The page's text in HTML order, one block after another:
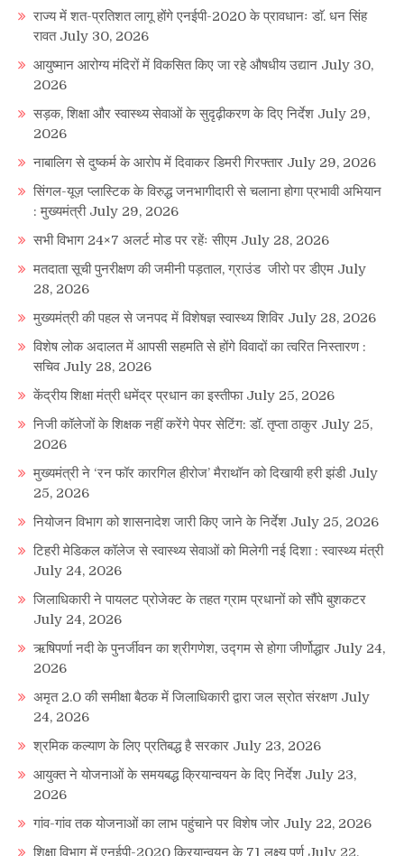
राज्य में शत-प्रतिशत लागू होंगे एनईपी-2020 के प्रावधानः डाॅ. धन सिंह
रावत July 30, 2026
आयुष्मान आरोग्य मंदिरों में विकसित किए जा रहे औषधीय उद्यान July 30,
2026
सड़क, शिक्षा और स्वास्थ्य सेवाओं के सुदृढ़ीकरण के दिए निर्देश July 29,
2026
नाबालिग से दुष्कर्म के आरोप में दिवाकर डिमरी गिरफ्तार July 29, 2026
सिंगल-यूज़ प्लास्टिक के विरुद्ध जनभागीदारी से चलाना होगा प्रभावी अभियान
: मुख्यमंत्री July 29, 2026
सभी विभाग 24×7 अलर्ट मोड पर रहेंः सीएम July 28, 2026
मतदाता सूची पुनरीक्षण की जमीनी पड़ताल, ग्राउंड जीरो पर डीएम July
28, 2026
मुख्यमंत्री की पहल से जनपद में विशेषज्ञ स्वास्थ्य शिविर July 28, 2026
विशेष लोक अदालत में आपसी सहमति से होंगे विवादों का त्वरित निस्तारण :
सचिव July 28, 2026
केंद्रीय शिक्षा मंत्री धमेंद्र प्रधान का इस्तीफा July 25, 2026
निजी कॉलेजों के शिक्षक नहीं करेंगे पेपर सेटिंग: डॉ. तृप्ता ठाकुर July 25,
2026
मुख्यमंत्री ने ‘रन फॉर कारगिल हीरोज’ मैराथॉन को दिखायी हरी झंडी July
25, 2026
नियोजन विभाग को शासनादेश जारी किए जाने के निर्देश July 25, 2026
टिहरी मेडिकल कॉलेज से स्वास्थ्य सेवाओं को मिलेगी नई दिशा : स्वास्थ्य मंत्री
July 24, 2026
जिलाधिकारी ने पायलट प्रोजेक्ट के तहत ग्राम प्रधानों को सौंपे बुशकटर
July 24, 2026
ऋषिपर्णा नदी के पुनर्जीवन का श्रीगणेश, उद्गम से होगा जीर्णोद्धार July 24,
2026
अमृत 2.0 की समीक्षा बैठक में जिलाधिकारी द्वारा जल स्रोत संरक्षण July
24, 2026
श्रमिक कल्याण के लिए प्रतिबद्ध है सरकार July 23, 2026
आयुक्त ने योजनाओं के समयबद्ध क्रियान्वयन के दिए निर्देश July 23,
2026
गांव-गांव तक योजनाओं का लाभ पहुंचाने पर विशेष जोर July 22, 2026
शिक्षा विभाग में एनईपी-2020 क्रियान्वयन के 71 लक्ष्य पूर्ण July 22,